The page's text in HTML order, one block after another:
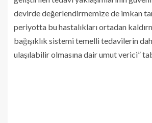
devirde değerlendirmemize de imkan
periyotta bu hastalıkları ortadan
bağışıklık sistemi temelli tedavilerin
ulaşılabilir olmasına dair umut verici”